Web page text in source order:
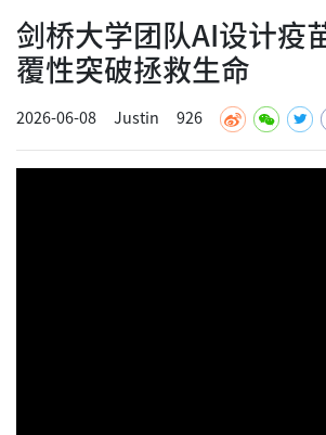
剑桥大学团队AI设计
覆性突破拯救生命
2026-06-08 Justin 926